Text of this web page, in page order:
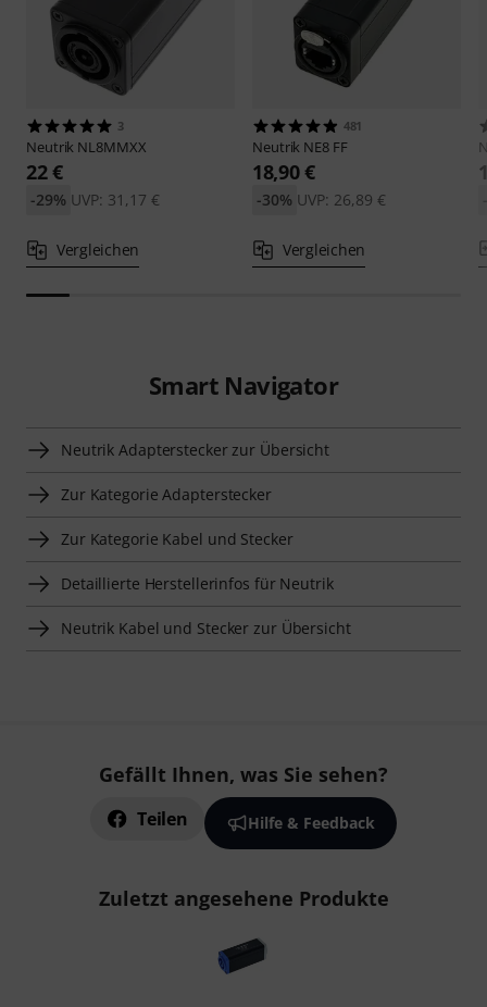
3
Neutrik NL8MMXX
22 €
UVP: 31,17 €
-29%
Vergleichen
481
Neutrik NE8 FF
18,90 €
UVP: 26,89 €
-30%
Vergleichen
Smart Navigator
Neutrik Adapterstecker zur Übersicht
Zur Kategorie Adapterstecker
Zur Kategorie Kabel und Stecker
Detaillierte Herstellerinfos für Neutrik
Neutrik Kabel und Stecker zur Übersicht
Gefällt Ihnen, was Sie sehen?
Teilen Hilfe & Feedback
Zuletzt angesehene Produkte